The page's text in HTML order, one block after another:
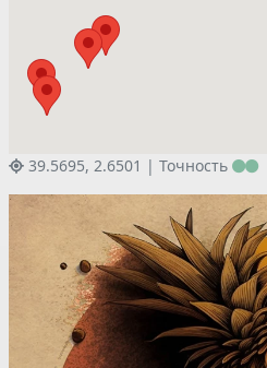
39.5695, 2.6501 | Точность